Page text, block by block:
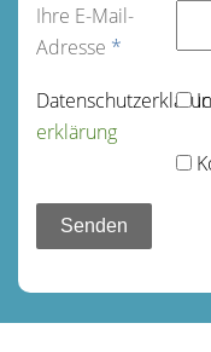
Ihre E-Mail-
Adresse *
erklärung